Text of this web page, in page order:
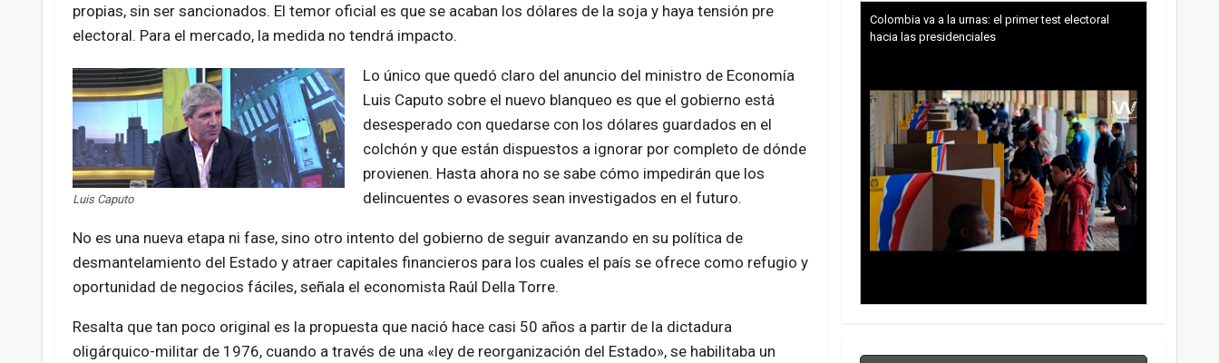
propias, sin ser sancionados. El temor oficial es que se acaban los dólares de la soja y haya tensión pre
electoral. Para el mercado, la medida no tendrá impacto.
Luis Caputo
Lo único que quedó claro del anuncio del ministro de Economía
Luis Caputo sobre el nuevo blanqueo es que el gobierno está
desesperado con quedarse con los dólares guardados en el
colchón y que están dispuestos a ignorar por completo de dónde
provienen. Hasta ahora no se sabe cómo impedirán que los
delincuentes o evasores sean investigados en el futuro.
No es una nueva etapa ni fase, sino otro intento del gobierno de seguir avanzando en su política de
desmantelamiento del Estado y atraer capitales financieros para los cuales el país se ofrece como refugio y
oportunidad de negocios fáciles, señala el economista Raúl Della Torre.
Resalta que tan poco original es la propuesta que nació hace casi 50 años a partir de la dictadura
oligárquico-militar de 1976, cuando a través de una «ley de reorganización del Estado», se habilitaba un
Colombia va a la urnas: el primer test electoral
hacia las presidenciales